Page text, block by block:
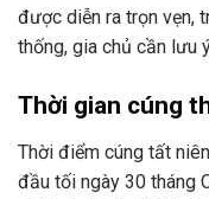
được diễn ra trọn vẹn,
thống, gia chủ cần lưu
Thời gian cúng
Thời điểm cúng tất
đầu tối ngày 30 tháng